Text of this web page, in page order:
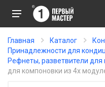
Главная Каталог
Принадлежности для
Рефнеты, разветвители
для компоновки из 4х